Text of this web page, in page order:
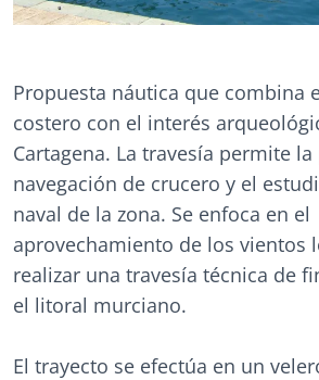
Propuesta náutica que combina
costero con el interés
Cartagena. La travesía permite
navegación de crucero y el
naval de la zona. Se enfoca en el
aprovechamiento de los vientos
realizar una travesía técnica de
el litoral murciano.
El trayecto se efectúa en un